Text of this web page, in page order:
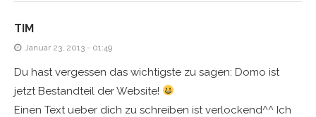
TIM
Januar 23, 2013 - 01:49
Du hast vergessen das wichtigste zu sagen: Domo ist
jetzt Bestandteil der Website!
Einen Text ueber dich zu schreiben ist verlockend^^ Ich